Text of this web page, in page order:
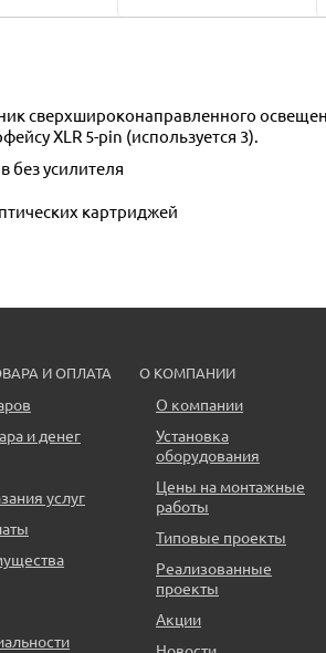
сверхшироконаправленного
XLR 5-pin (используется 3).
без усилителя
картриджей
И ОПЛАТА
и денег
услуг
О КОМПАНИИ
О компании
Установка
оборудования
Цены на монтажные
работы
Типовые проекты
Реализованные
проекты
Акции